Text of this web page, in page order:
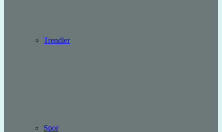
Trendler
Spor